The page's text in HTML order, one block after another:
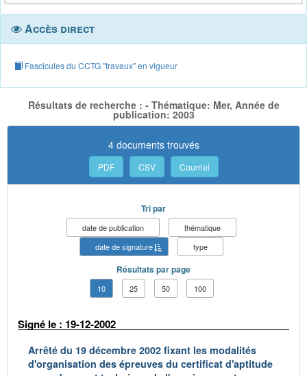
Accès direct
Fascicules du CCTG "travaux" en vigueur
Résultats de recherche : - Thématique: Mer, Année de
publication: 2003
4 documents trouvés
PDF CSV Courriel
Tri par
date de publication
thématique
date de signature
type
Résultats par page
10 25 50 100
Signé le : 19-12-2002
Arrêté du 19 décembre 2002 fixant les modalités
d'organisation des épreuves du certificat d'aptitude